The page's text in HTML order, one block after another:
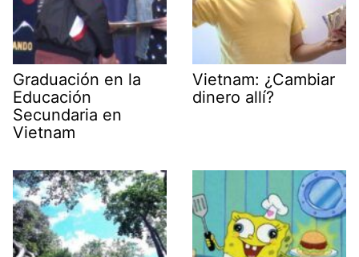
Graduación en la
Educación
Secundaria en
Vietnam
Vietnam: ¿Cambiar
dinero allí?